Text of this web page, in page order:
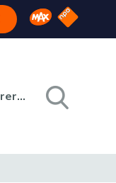
Omroep MAX
NPO
Registreren